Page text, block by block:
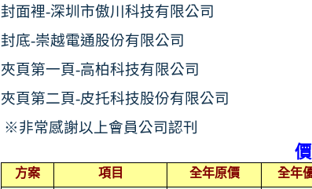
封面裡-深圳市傲川科技有限公司
封底-崇越電通股份有限公司
夾頁第一頁-高柏科技有限公司
夾頁第二頁-皮托科技股份有限公司
※非常感謝以上會員公司認刊
價目
方案 項目 全年原價 全年